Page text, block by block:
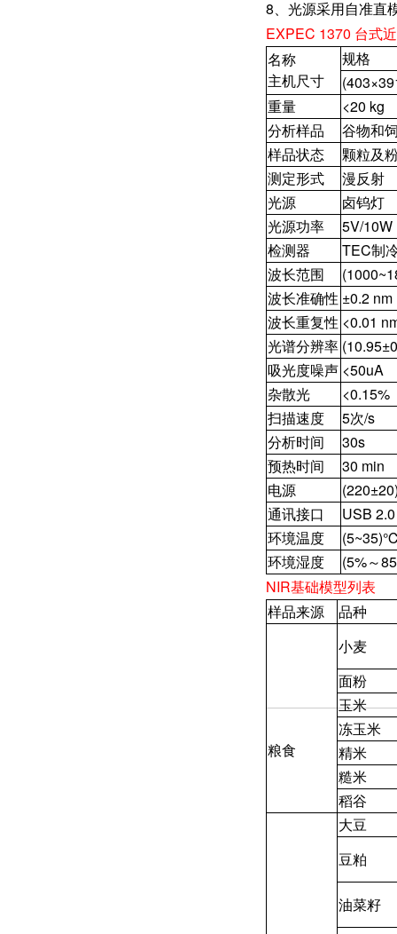
8、光源采用自准直
EXPEC 1370 台式
名称
主机尺寸
规格
重量
<20 kg
分析样品
谷物和
样品状态
颗粒及
测定形式
漫反射
光源
卤钨灯
光源功率
5V/10W
检测器
TEC制
波长范围
波长准确性 ±0.2 nm
波长重复性 <0.01
光谱分辨率
吸光度噪声 <50uA
杂散光
<0.15%
扫描速度
5次/s
分析时间
30s
预热时间
30 min
电源
通讯接口
USB 2.0
环境温度
环境湿度
(5%～
NIR基础模型列表
样品来源
品种
粮食
小麦
面粉
玉米
冻玉米
精米
糙米
稻谷
大豆
豆粕
油菜籽